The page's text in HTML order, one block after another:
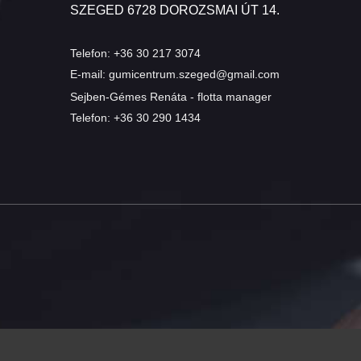
SZEGED 6728 DOROZSMAI ÚT 14.
Telefon: +36 30 217 3074
E-mail: gumicentrum.szeged@gmail.com
Sejben-Gémes Renáta - flotta manager
Telefon: +36 30 290 1434